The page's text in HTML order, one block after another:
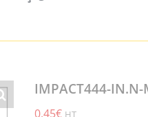
IMPACT444-
0,45€ HT